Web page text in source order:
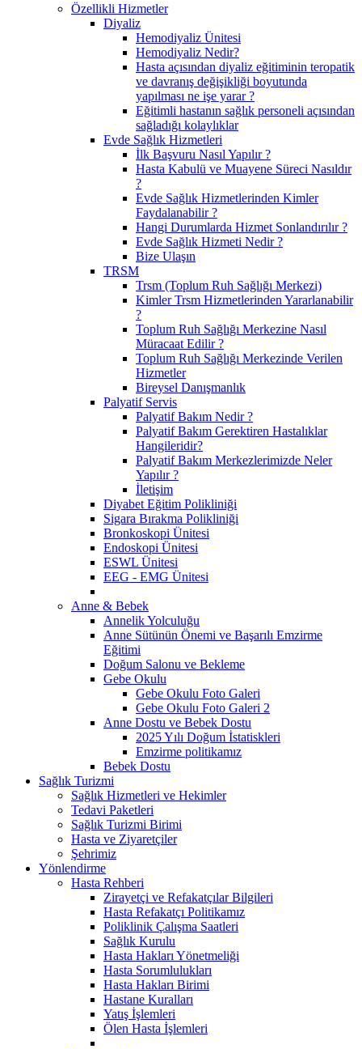
Özellikli Hizmetler
Diyaliz
Hemodiyaliz Ünitesi
Hemodiyaliz Nedir?
Hasta açısından diyaliz eğitiminin teropatik
ve davranış değişikliği boyutunda
yapılması ne işe yarar ?
Eğitimli hastanın sağlık personeli açısından
sağladığı kolaylıklar
Evde Sağlık Hizmetleri
İlk Başvuru Nasıl Yapılır ?
Hasta Kabulü ve Muayene Süreci Nasıldır
?
Evde Sağlık Hizmetlerinden Kimler
Faydalanabilir ?
Hangi Durumlarda Hizmet Sonlandırılır ?
Evde Sağlık Hizmeti Nedir ?
Bize Ulaşın
TRSM
Trsm (Toplum Ruh Sağlığı Merkezi)
Kimler Trsm Hizmetlerinden Yararlanabilir
?
Toplum Ruh Sağlığı Merkezine Nasıl
Müracaat Edilir ?
Toplum Ruh Sağlığı Merkezinde Verilen
Hizmetler
Bireysel Danışmanlık
Palyatif Servis
Palyatif Bakım Nedir ?
Palyatif Bakım Gerektiren Hastalıklar
Hangileridir?
Palyatif Bakım Merkezlerimizde Neler
Yapılır ?
İletişim
Diyabet Eğitim Polikliniği
Sigara Bırakma Polikliniği
Bronkoskopi Ünitesi
Endoskopi Ünitesi
ESWL Ünitesi
EEG - EMG Ünitesi
Anne & Bebek
Annelik Yolculuğu
Anne Sütünün Önemi ve Başarılı Emzirme
Eğitimi
Doğum Salonu ve Bekleme
Gebe Okulu
Gebe Okulu Foto Galeri
Gebe Okulu Foto Galeri 2
Anne Dostu ve Bebek Dostu
2025 Yılı Doğum İstatiskleri
Emzirme politikamız
Bebek Dostu
Sağlık Turizmi
Sağlık Hizmetleri ve Hekimler
Tedavi Paketleri
Sağlık Turizmi Birimi
Hasta ve Ziyaretçiler
Şehrimiz
Yönlendirme
Hasta Rehberi
Zirayetçi ve Refakatçılar Bilgileri
Hasta Refakatçı Politikamız
Poliklinik Çalışma Saatleri
Sağlık Kurulu
Hasta Hakları Yönetmeliği
Hasta Sorumlulukları
Hasta Hakları Birimi
Hastane Kuralları
Yatış İşlemleri
Ölen Hasta İşlemleri